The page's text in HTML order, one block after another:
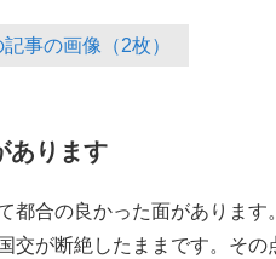
記事の画像（2枚）
あります
合の良かった面があります
交が断絶したままです。その